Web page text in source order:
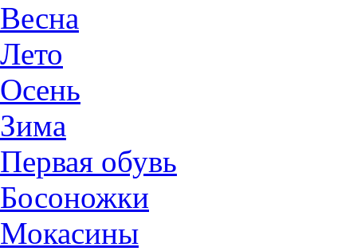
Весна
Лето
Осень
Зима
Первая обувь
Босоножки
Мокасины